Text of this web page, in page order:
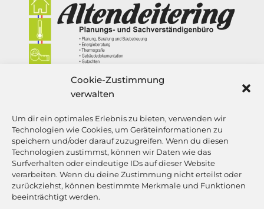
Cookie-Zustimmung
verwalten
Um dir ein optimales Erlebnis zu bieten, verwenden wir
Technologien wie Cookies, um Geräteinformationen zu
speichern und/oder darauf zuzugreifen. Wenn du diesen
Technologien zustimmst, können wir Daten wie das
Surfverhalten oder eindeutige IDs auf dieser Website
verarbeiten. Wenn du deine Zustimmung nicht erteilst oder
zurückziehst, können bestimmte Merkmale und Funktionen
beeinträchtigt werden.
Planungs- und Sachverständigenbüro
Von-Stauffenbergstr. 4
49751 Sögel